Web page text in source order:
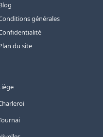
générales
du site